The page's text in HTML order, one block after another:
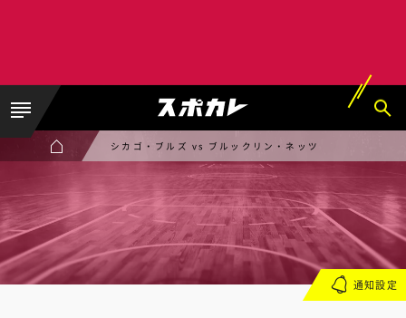
シカゴ・ブルズ vs ブルックリン・ネッツ
通知設定